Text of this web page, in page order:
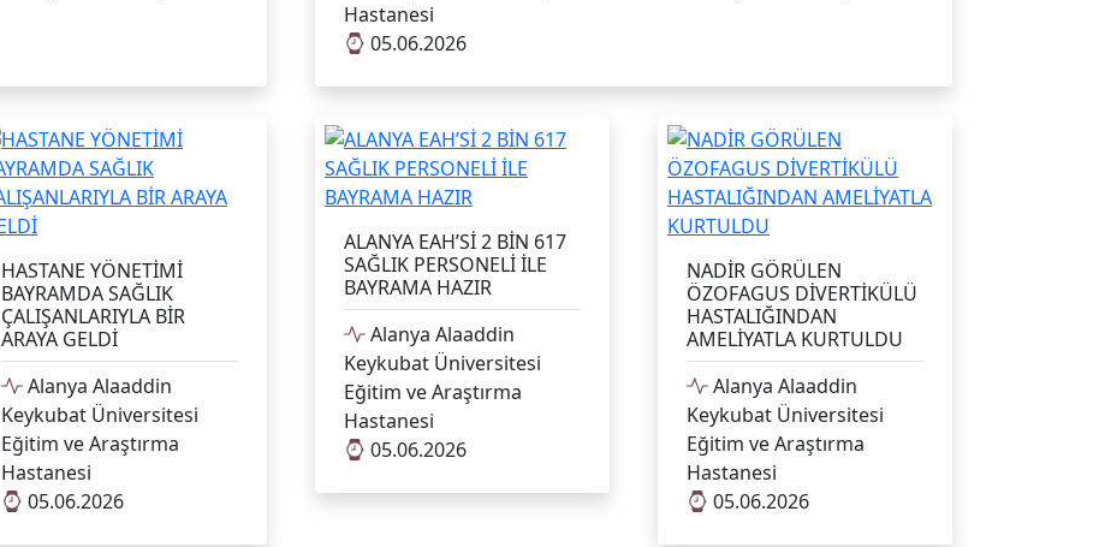
Hastanesi
05.06.2026
HASTANE YÖNETİMİ
BAYRAMDA SAĞLIK
ÇALIŞANLARIYLA BİR
ARAYA GELDİ
Alanya Alaaddin
Keykubat Üniversitesi
Eğitim ve Araştırma
Hastanesi
05.06.2026
ALANYA EAH’Sİ 2 BİN 617
SAĞLIK PERSONELİ İLE
BAYRAMA HAZIR
Alanya Alaaddin
Keykubat Üniversitesi
Eğitim ve Araştırma
Hastanesi
05.06.2026
NADİR GÖRÜLEN
ÖZOFAGUS DİVERTİKÜLÜ
HASTALIĞINDAN
AMELİYATLA KURTULDU
Alanya Alaaddin
Keykubat Üniversitesi
Eğitim ve Araştırma
Hastanesi
05.06.2026